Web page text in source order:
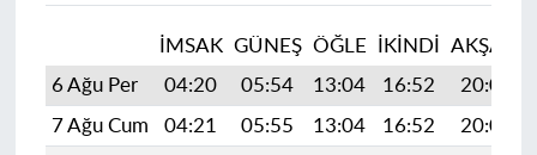
İMSAK GÜNEŞ ÖĞLE İKINDI AKŞAM
6 Ağu Per
04:20 05:54 13:04 16:52 20:04
7 Ağu Cum
04:21 05:55 13:04 16:52 20:03